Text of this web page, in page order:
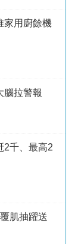
用廚餘機
拉警報
千、最高2
肌抽躍送